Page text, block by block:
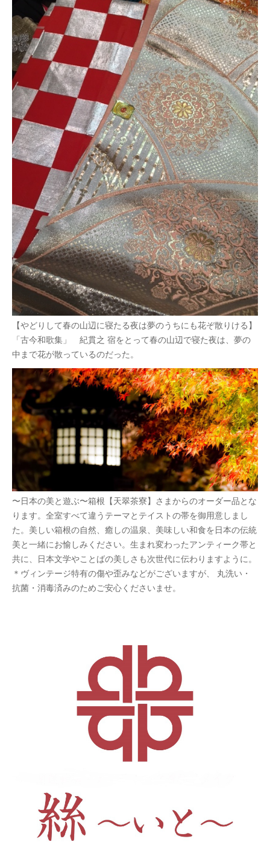
【やどりして春の山辺に寝たる夜は夢のうちにも花ぞ散りける】
「古今和歌集」 紀貫之 宿をとって春の山辺で寝た夜は、夢の
中まで花が散っているのだった。
〜日本の美と遊ぶ〜箱根【天翠茶寮】さまからのオーダー品とな
ります。全室すべて違うテーマとテイストの帯を御用意しまし
た。美しい箱根の自然、癒しの温泉、美味しい和食を日本の伝統
美と一緒にお愉しみください。生まれ変わったアンティーク帯と
共に、日本文学やことばの美しさも次世代に伝わりますように。
＊ヴィンテージ特有の傷や歪みなどがございますが、 丸洗い・
抗菌・消毒済みのためご安心くださいませ。